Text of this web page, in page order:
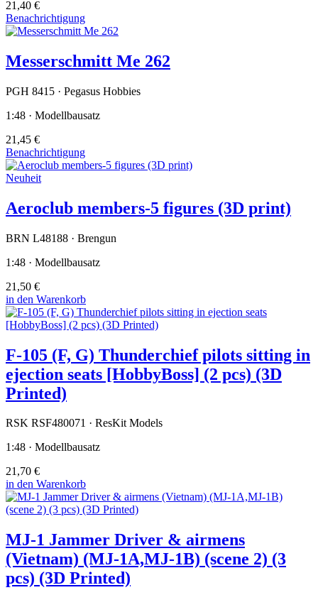
21,40 €
Benachrichtigung
Messerschmitt Me 262
PGH 8415 · Pegasus Hobbies
1:48 · Modellbausatz
21,45 €
Benachrichtigung
Neuheit
Aeroclub members-5 figures (3D print)
BRN L48188 · Brengun
1:48 · Modellbausatz
21,50 €
in den Warenkorb
F-105 (F, G) Thunderchief pilots sitting in
ejection seats [HobbyBoss] (2 pcs) (3D
Printed)
RSK RSF480071 · ResKit Models
1:48 · Modellbausatz
21,70 €
in den Warenkorb
MJ-1 Jammer Driver & airmens
(Vietnam) (MJ-1A,MJ-1B) (scene 2) (3
pcs) (3D Printed)